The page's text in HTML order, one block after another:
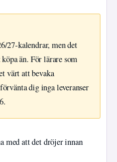
27-kalendrar, men det
än. För lärare som
värt att bevaka
dig inga leveranser
med att det dröjer innan